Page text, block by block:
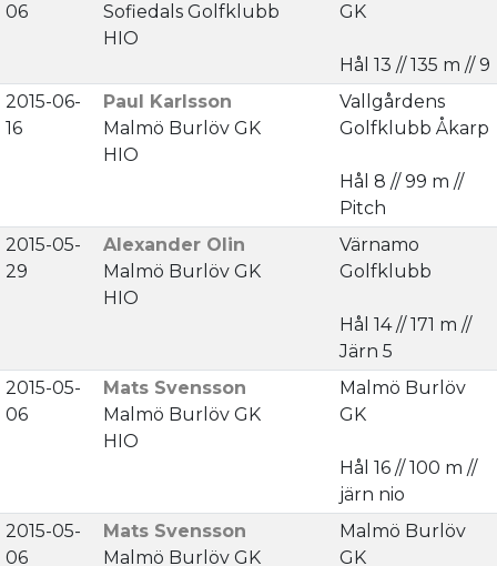
06
Sofiedals Golfklubb
HIO
GK
Hål 13 // 135 m // 9
2015-06-
16
Paul Karlsson
Malmö Burlöv GK
HIO
Vallgårdens
Golfklubb Åkarp
Hål 8 // 99 m //
Pitch
2015-05-
29
Alexander Olin
Malmö Burlöv GK
HIO
Värnamo
Golfklubb
Hål 14 // 171 m //
Järn 5
2015-05-
06
Mats Svensson
Malmö Burlöv GK
HIO
Malmö Burlöv
GK
Hål 16 // 100 m //
järn nio
2015-05-
06
Mats Svensson
Malmö Burlöv GK
Malmö Burlöv
GK